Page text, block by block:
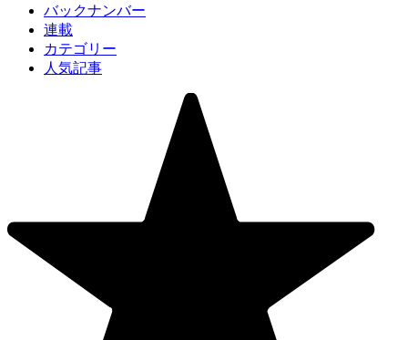
バックナンバー
連載
カテゴリー
人気記事